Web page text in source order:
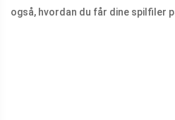
også, hvordan du får dine spilfiler